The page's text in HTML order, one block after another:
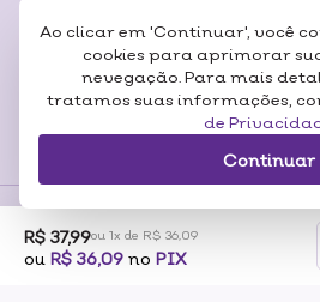
Ao clicar em 'Continuar', você
cookies para aprimorar
nevegação. Para mais
tratamos suas informações,
de
Continuar
R$ 37,99ou 1x de R$ 36,09
ou R$ 36,09 no PIX
Certificados